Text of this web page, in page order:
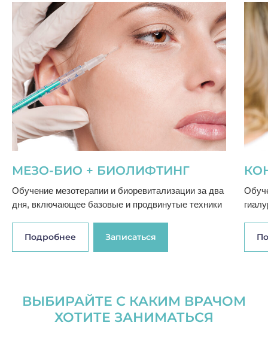
МЕЗО-БИО + БИОЛИФТИНГ
Обучение мезотерапии и биоревитализации за два
дня, включающее базовые и продвинутые техники
Подробнее Записаться
ВЫБИРАЙТЕ С КАКИМ ВРАЧОМ
ХОТИТЕ ЗАНИМАТЬСЯ